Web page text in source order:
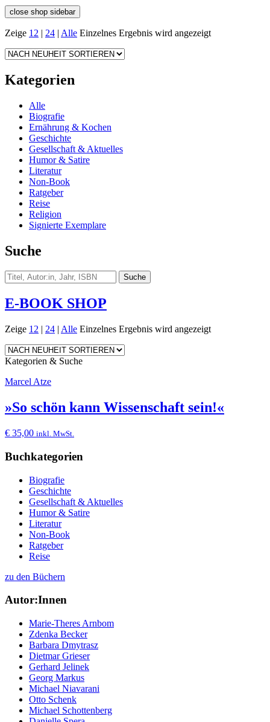
close shop sidebar
Zeige 12 | 24 | Alle Einzelnes Ergebnis wird angezeigt
Kategorien
Alle
Biografie
Ernährung & Kochen
Geschichte
Gesellschaft & Aktuelles
Humor & Satire
Literatur
Non-Book
Ratgeber
Reise
Religion
Signierte Exemplare
Suche
E-BOOK SHOP
Zeige 12 | 24 | Alle Einzelnes Ergebnis wird angezeigt
Kategorien & Suche
Marcel Atze
»So schön kann Wissenschaft sein!«
€ 35,00 inkl. MwSt.
Buchkategorien
Biografie
Geschichte
Gesellschaft & Aktuelles
Humor & Satire
Literatur
Non-Book
Ratgeber
Reise
zu den Büchern
Autor:Innen
Marie-Theres Arnbom
Zdenka Becker
Barbara Dmytrasz
Dietmar Grieser
Gerhard Jelinek
Georg Markus
Michael Niavarani
Otto Schenk
Michael Schottenberg